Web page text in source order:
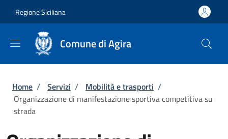
Regione Siciliana
Comune di Agira
Briciole di pane
Home / Servizi / Mobilità e trasporti /
Organizzazione di manifestazione sportiva competitiva su
strada